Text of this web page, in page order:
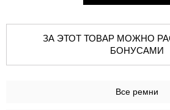
ЗА ЭТОТ ТОВАР МОЖНО РАСПЛАТИТЬСЯ
БОНУСАМИ
Все ремни